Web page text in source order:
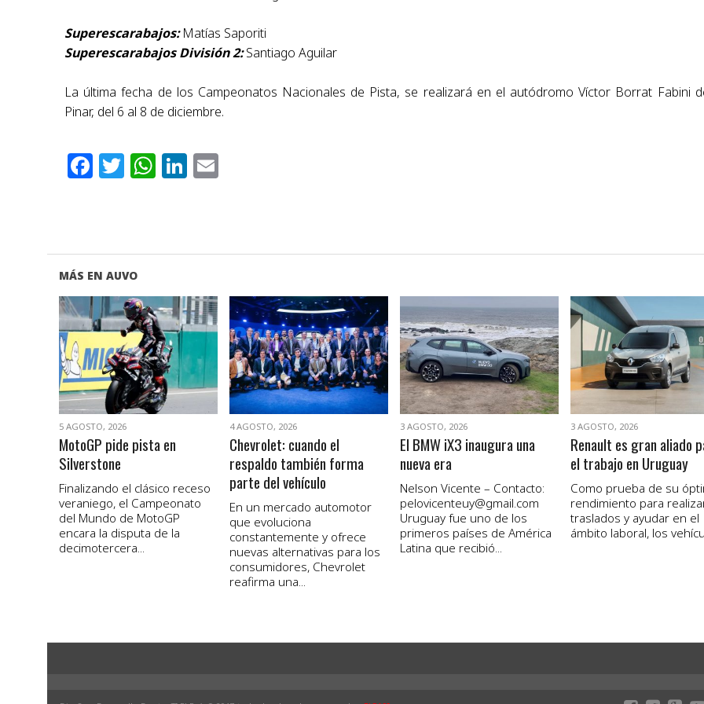
Superescarabajos:Matías Saporiti
Superescarabajos División 2:Santiago Aguilar
La última fecha de los Campeonatos Nacionales de Pista, se realizará en el autódromo Víctor Borrat Fabini
Pinar, del 6 al 8 de diciembre.
Facebook
Twitter
WhatsApp
LinkedIn
MÁS EN AUVO
VER NOTA
5 AGOSTO, 2026
MotoGP pide pista en
Silverstone
Finalizando el clásico receso
veraniego, el Campeonato
del Mundo de MotoGP
encara la disputa de la
decimotercera...
VER NOTA
4 AGOSTO, 2026
Chevrolet: cuando el
respaldo también forma
parte del vehículo
En un mercado automotor
que evoluciona
constantemente y ofrece
nuevas alternativas para los
consumidores, Chevrolet
reafirma una...
VER NOTA
3 AGOSTO, 2026
El BMW iX3 inaugura una
nueva era
Nelson Vicente – Contacto:
pelovicenteuy@gmail.com
Uruguay fue uno de los
primeros países de América
Latina que recibió...
VER NOTA
3 AGOSTO, 2026
Renault es gran aliado
el trabajo en Uruguay
Como prueba de su
rendimiento para
traslados y ayudar en el
ámbito laboral, los